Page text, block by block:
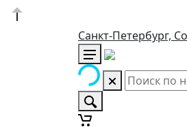
Санкт-Петербург,